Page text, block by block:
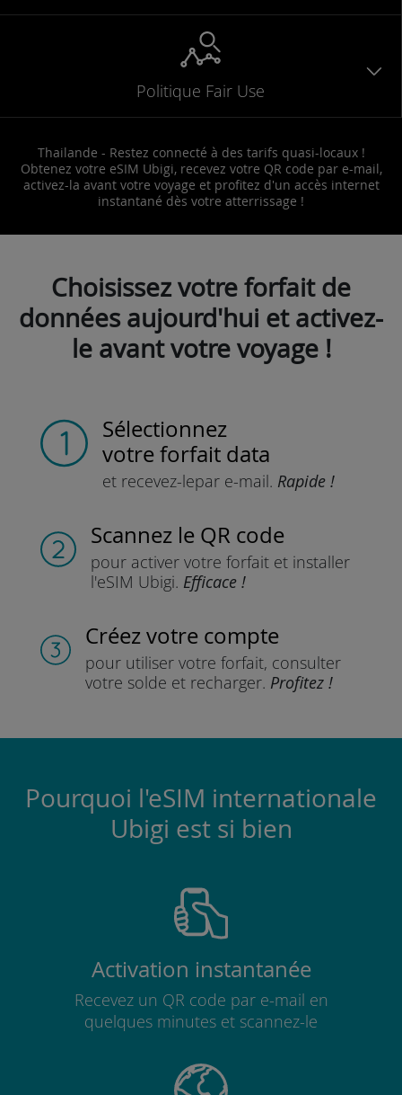
Politique Fair Use
Thailande - Restez connecté à des tarifs quasi-locaux !
Obtenez votre eSIM Ubigi, recevez votre QR code par e-mail,
activez-la avant votre voyage et profitez d'un accès internet
instantané dès votre atterrissage !
Choisissez votre forfait de
données aujourd'hui et activez-
le avant votre voyage !
Sélectionnez
votre forfait data
et recevez-lepar e-mail. Rapide !
Scannez le QR code
pour activer votre forfaitet installer
l'eSIM Ubigi. Efficace !
Créez votre compte
pour utiliser votre forfait, consulter
votre solde et recharger. Profitez !
Pourquoi l'eSIM internationale
Ubigi est si bien
Activation instantanée
Recevez un QR code par e-mail en
quelques minutes et scannez-le